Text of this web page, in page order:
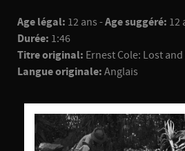
Age légal: 12 ans -Age suggéré: 12
Durée: 1:46
Titre original: Ernest Cole: Lost
Langue originale: Anglais